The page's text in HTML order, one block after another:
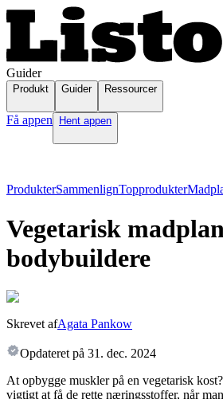
Guider
Produkt Guider Ressourcer
Få appen Hent appen
ProdukterSammenlignTopprodukter
Vegetarisk
bodybuildere
Skrevet afAgata Pankow
Opdateret på 31. dec. 2024
At opbygge muskler på en vegetarisk
vigtigt at få de rette næringsstoffer, når